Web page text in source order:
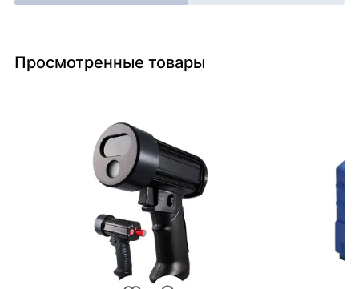
Просмотренные товары